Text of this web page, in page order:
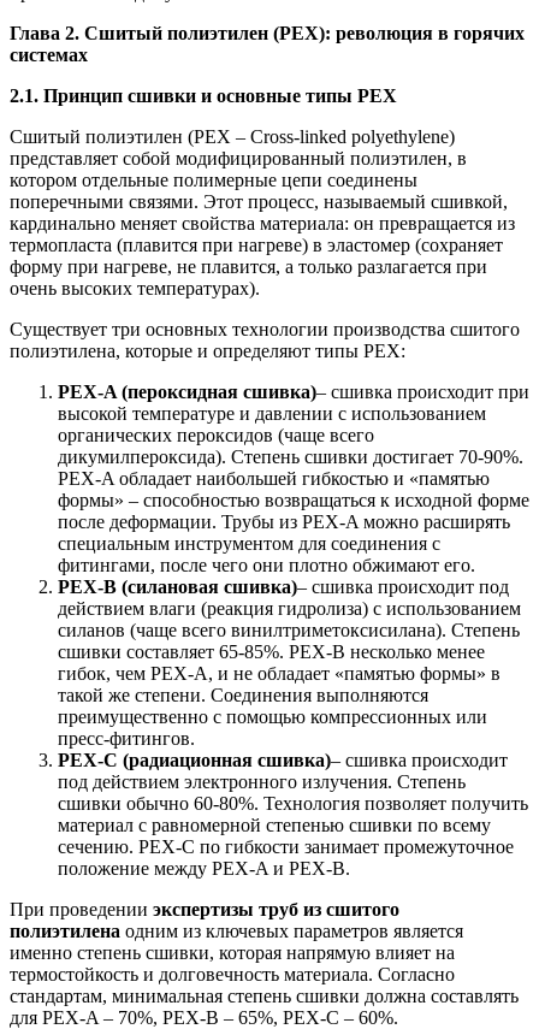
Глава 2. Сшитый полиэтилен (PEX): революция в горячих
системах
2.1. Принцип сшивки и основные типы PEX
Сшитый полиэтилен (PEX – Cross-linked polyethylene)
представляет собой модифицированный полиэтилен, в
котором отдельные полимерные цепи соединены
поперечными связями. Этот процесс, называемый сшивкой,
кардинально меняет свойства материала: он превращается из
термопласта (плавится при нагреве) в эластомер (сохраняет
форму при нагреве, не плавится, а только разлагается при
очень высоких температурах).
Существует три основных технологии производства сшитого
полиэтилена, которые и определяют типы PEX:
PEX-A (пероксидная сшивка)– сшивка происходит при
высокой температуре и давлении с использованием
органических пероксидов (чаще всего
дикумилпероксида). Степень сшивки достигает 70-90%.
PEX-A обладает наибольшей гибкостью и «памятью
формы» – способностью возвращаться к исходной форме
после деформации. Трубы из PEX-A можно расширять
специальным инструментом для соединения с
фитингами, после чего они плотно обжимают его.
PEX-B (силановая сшивка)– сшивка происходит под
действием влаги (реакция гидролиза) с использованием
силанов (чаще всего винилтриметоксисилана). Степень
сшивки составляет 65-85%. PEX-B несколько менее
гибок, чем PEX-A, и не обладает «памятью формы» в
такой же степени. Соединения выполняются
преимущественно с помощью компрессионных или
пресс-фитингов.
PEX-C (радиационная сшивка)– сшивка происходит
под действием электронного излучения. Степень
сшивки обычно 60-80%. Технология позволяет получить
материал с равномерной степенью сшивки по всему
сечению. PEX-C по гибкости занимает промежуточное
положение между PEX-A и PEX-B.
При проведении экспертизы труб из сшитого
полиэтилена одним из ключевых параметров является
именно степень сшивки, которая напрямую влияет на
термостойкость и долговечность материала. Согласно
стандартам, минимальная степень сшивки должна составлять
для PEX-A – 70%, PEX-B – 65%, PEX-C – 60%.